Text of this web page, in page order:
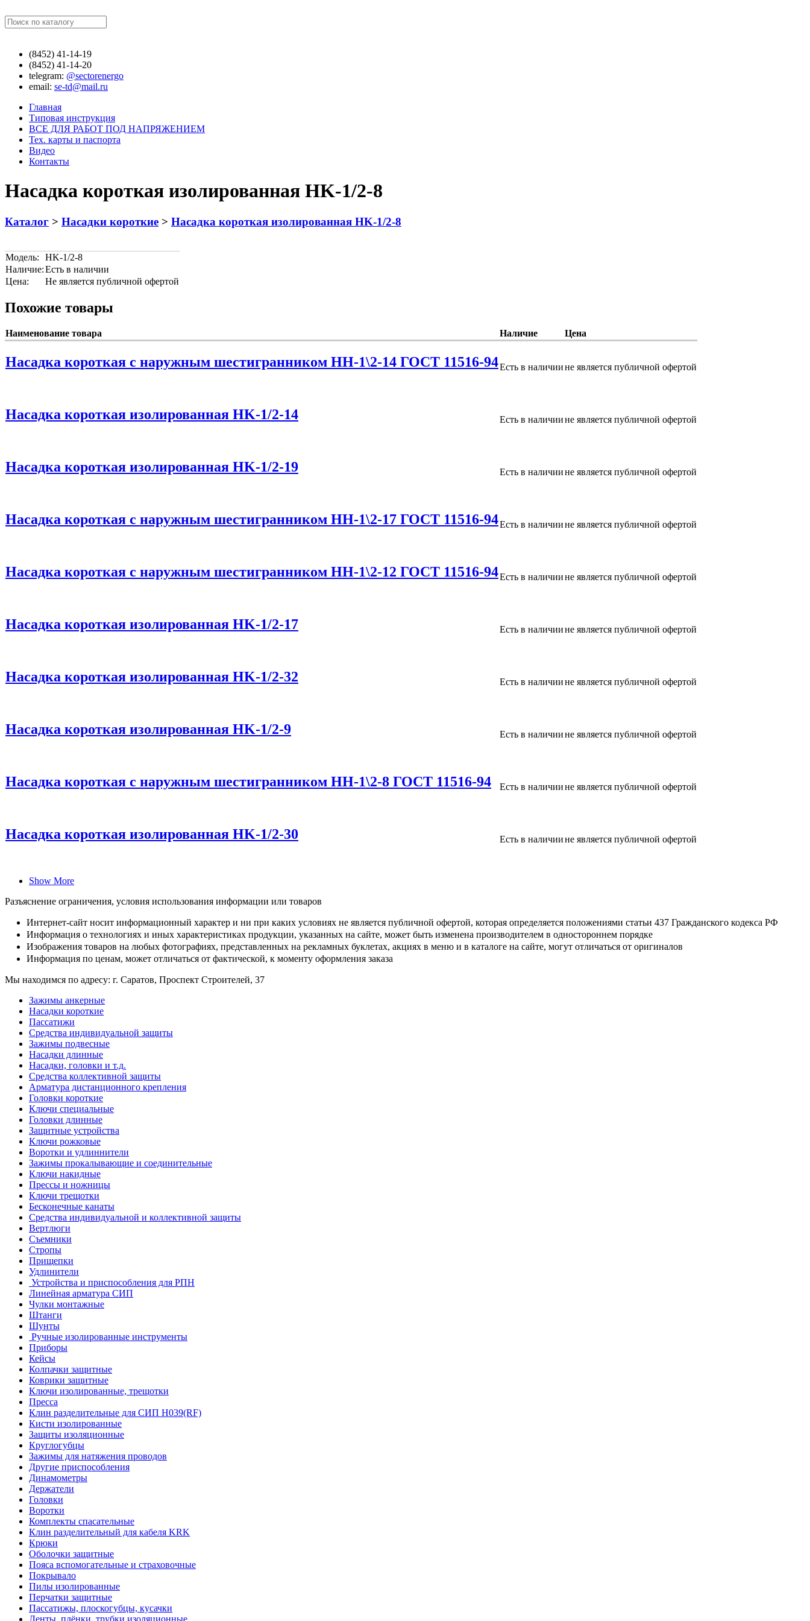
Найти
(8452) 41-14-19
(8452) 41-14-20
telegram: @sectorenergo
email: se-td@mail.ru
Главная
Типовая инструкция
ВСЕ ДЛЯ РАБОТ ПОД НАПРЯЖЕНИЕМ
Тех. карты и паспорта
Видео
Контакты
Насадка короткая изолированная HK-1/2-8
Каталог > Насадки короткие > Насадка короткая изолированная HK-1/2-8
Модель:
HK-1/2-8
Наличие:Есть в наличии
Цена:
Не является публичной офертой
Похожие товары
Наименование товара Наличие Цена
Насадка короткая с наружным шестигранником НН-1\2-14 ГОСТ 11516-94Есть в наличиине является публичной офертой
Насадка короткая изолированная HK-1/2-14 Есть в наличиине является публичной офертой
Насадка короткая изолированная HK-1/2-19 Есть в наличиине является публичной офертой
Насадка короткая с наружным шестигранником НН-1\2-17 ГОСТ 11516-94Есть в наличиине является публичной офертой
Насадка короткая с наружным шестигранником НН-1\2-12 ГОСТ 11516-94Есть в наличиине является публичной офертой
Насадка короткая изолированная HK-1/2-17 Есть в наличиине является публичной офертой
Насадка короткая изолированная HK-1/2-32 Есть в наличиине является публичной офертой
Насадка короткая изолированная HK-1/2-9 Есть в наличиине является публичной офертой
Насадка короткая с наружным шестигранником НН-1\2-8 ГОСТ 11516-94 Есть в наличиине является публичной офертой
Насадка короткая изолированная HK-1/2-30 Есть в наличиине является публичной офертой
Show More
Разъяснение ограничения, условия использования информации или товаров
Интернет-сайт носит информационный характер и ни при каких условиях не является публичной офертой, которая определяется положениями статьи 437 Гражданского кодекса РФ
Информация о технологиях и иных характеристиках продукции, указанных на сайте, может быть изменена производителем в одностороннем порядке
Изображения товаров на любых фотографиях, представленных на рекламных буклетах, акциях в меню и в каталоге на сайте, могут отличаться от оригиналов
Информация по ценам, может отличаться от фактической, к моменту оформления заказа
Мы находимся по адресу: г. Саратов, Проспект Строителей, 37
Зажимы анкерные
Насадки короткие
Пассатижи
Средства индивидуальной защиты
Зажимы подвесные
Насадки длинные
Насадки, головки и т.д.
Средства коллективной защиты
Арматура дистанционного крепления
Головки короткие
Ключи специальные
Головки длинные
Защитные устройства
Ключи рожковые
Воротки и удлиннители
Зажимы прокалывающие и соединительные
Ключи накидные
Прессы и ножницы
Ключи трещотки
Бесконечные канаты
Средства индивидуальной и коллективной защиты
Вертлюги
Съемники
Стропы
Прищепки
Удлинители
Устройства и приспособления для РПН
Линейная арматура СИП
Чулки монтажные
Штанги
Шунты
Ручные изолированные инструменты
Приборы
Кейсы
Колпачки защитные
Коврики защитные
Ключи изолированные, трещотки
Пресса
Клин разделительные для СИП Н039(RF)
Кисти изолированные
Защиты изоляционные
Круглогубцы
Зажимы для натяжения проводов
Другие приспособления
Динамометры
Держатели
Головки
Воротки
Комплекты спасательные
Клин разделительный для кабеля KRK
Крюки
Оболочки защитные
Пояса вспомогательные и страховочные
Покрывало
Пилы изолированные
Перчатки защитные
Пассатижы, плоскогубцы, кусачки